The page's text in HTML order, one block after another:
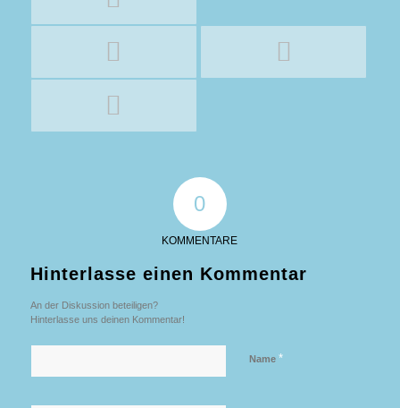
0
KOMMENTARE
Hinterlasse einen Kommentar
An der Diskussion beteiligen?
Hinterlasse uns deinen Kommentar!
Name *